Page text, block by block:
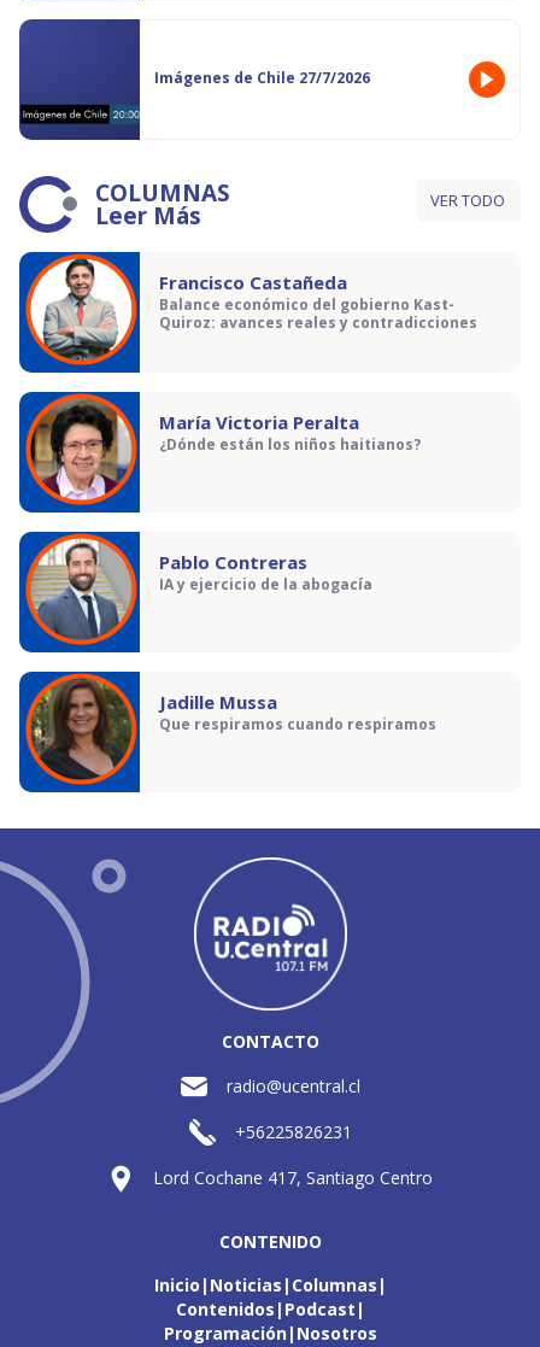
Imágenes de Chile 27/7/2026
COLUMNAS
Leer Más VER TODO
Francisco Castañeda
Balance económico del gobierno Kast-
Quiroz: avances reales y contradicciones
María Victoria Peralta
¿Dónde están los niños haitianos?
Pablo Contreras
IA y ejercicio de la abogacía
Jadille Mussa
Que respiramos cuando respiramos
CONTACTO
radio@ucentral.cl
+56225826231
Lord Cochane 417, Santiago Centro
CONTENIDO
Inicio Noticias Columnas
Contenidos Podcast
Programación Nosotros